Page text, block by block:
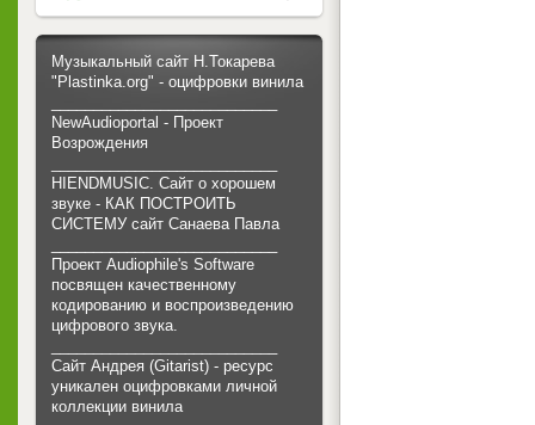
Музыкальный сайт Н.Токарева
"Plastinka.org" - оцифровки винила
NewAudioportal - Проект
Возрождения
HIENDMUSIC. Сайт о хорошем
звуке - КАК ПОСТРОИТЬ
СИСТЕМУ сайт Санаева Павла
Проект Audiophile's Software
посвящен качественному
кодированию и воспроизведению
цифрового звука.
Сайт Андрея (Gitarist) - ресурс
уникален оцифровками личной
коллекции винила